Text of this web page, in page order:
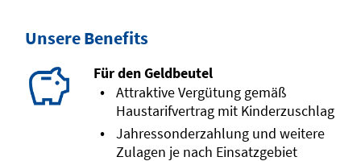
Unsere Benefits
Für den Geldbeutel
Attraktive Vergütung gemäß
Haustarifvertrag mit Kinderzuschlag
Jahressonderzahlung und weitere
Zulagen je nach Einsatzgebiet